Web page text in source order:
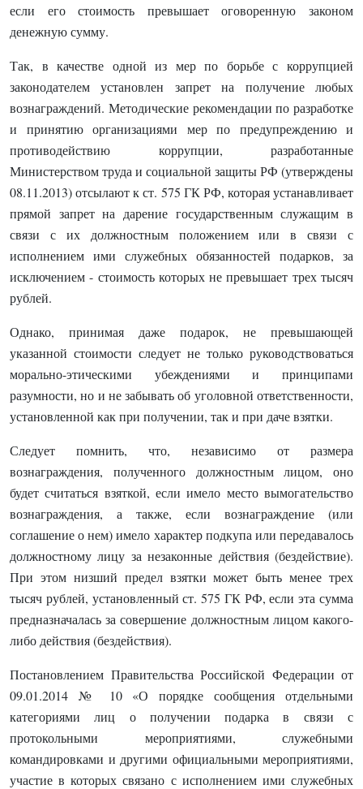
если его стоимость превышает оговоренную законом
денежную сумму.
Так, в качестве одной из мер по борьбе с коррупцией
законодателем установлен запрет на получение любых
вознаграждений. Методические рекомендации по разработке
и принятию организациями мер по предупреждению и
противодействию коррупции, разработанные
Министерством труда и социальной защиты РФ (утверждены
08.11.2013) отсылают к ст. 575 ГК РФ, которая устанавливает
прямой запрет на дарение государственным служащим в
связи с их должностным положением или в связи с
исполнением ими служебных обязанностей подарков, за
исключением - стоимость которых не превышает трех тысяч
рублей.
Однако, принимая даже подарок, не превышающей
указанной стоимости следует не только руководствоваться
морально-этическими убеждениями и принципами
разумности, но и не забывать об уголовной ответственности,
установленной как при получении, так и при даче взятки.
Следует помнить, что, независимо от размера
вознаграждения, полученного должностным лицом, оно
будет считаться взяткой, если имело место вымогательство
вознаграждения, а также, если вознаграждение (или
соглашение о нем) имело характер подкупа или передавалось
должностному лицу за незаконные действия (бездействие).
При этом низший предел взятки может быть менее трех
тысяч рублей, установленный ст. 575 ГК РФ, если эта сумма
предназначалась за совершение должностным лицом какого-
либо действия (бездействия).
Постановлением Правительства Российской Федерации от
09.01.2014 № 10 «О порядке сообщения отдельными
категориями лиц о получении подарка в связи с
протокольными мероприятиями, служебными
командировками и другими официальными мероприятиями,
участие в которых связано с исполнением ими служебных